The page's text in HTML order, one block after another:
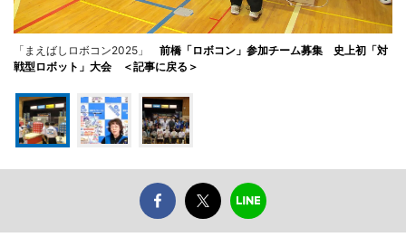
「まえばしロボコン2025」 前橋「ロボコン」参加チーム募集 史上初「対
戦型ロボット」大会 ＜記事に戻る＞